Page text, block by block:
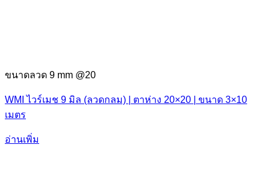
ขนาดลวด 9 mm @20
WMI ไวร์เมช 9 มิล (ลวดกลม) | ตาห่าง 20×20 | ขนาด 3×10
เมตร
อ่านเพิ่ม